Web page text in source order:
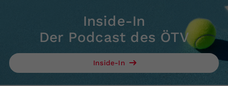
Inside-In
Der Podcast des ÖTV
Inside-In